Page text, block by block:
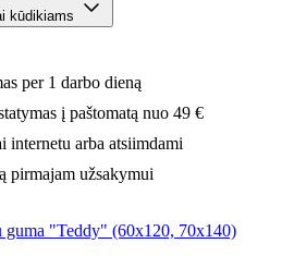
kūdikiams
per 1 darbo dieną
į paštomatą nuo 49 €
internetu arba atsiimdami
pirmajam užsakymui
guma "Teddy" (60x120, 70x140)